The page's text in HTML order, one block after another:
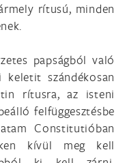
rítusú, minden
papságból való
szándékosan
rítusra, az isteni
felfüggesztésbe
Constitutióban
kívül meg kell